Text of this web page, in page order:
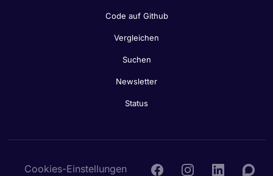
Code auf Github
Vergleichen
Suchen
Newsletter
Status
Cookies-Einstellungen